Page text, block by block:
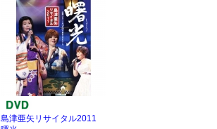
島津亜矢リサイタル2011